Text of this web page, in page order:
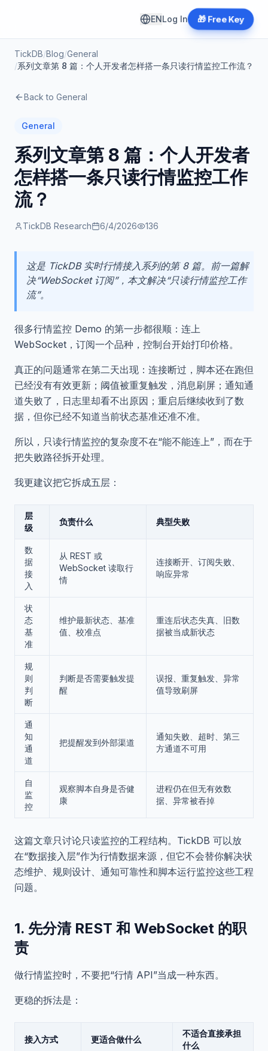
ENLog In 🎁 Free Key
TickDB/Blog/General
/系列文章第 8 篇：个人开发者怎样搭一条只读行情监控工作流？
Back to General
General
系列文章第 8 篇：个人开发者
怎样搭一条只读行情监控工作
流？
TickDB Research 6/4/2026 136
这是 TickDB 实时行情接入系列的第 8 篇。前一篇解
决“WebSocket 订阅”，本文解决“只读行情监控工作
流”。
很多行情监控 Demo 的第一步都很顺：连上
WebSocket，订阅一个品种，控制台开始打印价格。
真正的问题通常在第二天出现：连接断过，脚本还在跑但
已经没有有效更新；阈值被重复触发，消息刷屏；通知通
道失败了，日志里却看不出原因；重启后继续收到了数
据，但你已经不知道当前状态基准还准不准。
所以，只读行情监控的复杂度不在“能不能连上”，而在于
把失败路径拆开处理。
我更建议把它拆成五层：
层
级
负责什么 典型失败
数
据
接
入
从 REST 或
WebSocket 读取行
情
连接断开、订阅失败、
响应异常
状
态
基
准
维护最新状态、基准
值、校准点
重连后状态失真、旧数
据被当成新状态
规
则
判
断
判断是否需要触发提
醒
误报、重复触发、异常
值导致刷屏
通
知
通
道
把提醒发到外部渠道
通知失败、超时、第三
方通道不可用
自
监
控
观察脚本自身是否健
康
进程仍在但无有效数
据、异常被吞掉
这篇文章只讨论只读监控的工程结构。TickDB 可以放
在“数据接入层”作为行情数据来源，但它不会替你解决状
态维护、规则设计、通知可靠性和脚本运行监控这些工程
问题。
1. 先分清 REST 和 WebSocket 的职
责
做行情监控时，不要把“行情 API”当成一种东西。
更稳的拆法是：
接入方式 更适合做什么
不适合直接承担
什么